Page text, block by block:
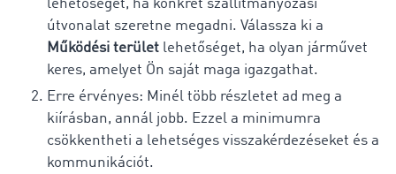
lehetőséget, ha konkrét szállítmányozási
útvonalat szeretne megadni. Válassza ki a
Működési terület lehetőséget, ha olyan járművet
keres, amelyet Ön saját maga igazgathat.
Erre érvényes: Minél több részletet ad meg a
kiírásban, annál jobb. Ezzel a minimumra
csökkentheti a lehetséges visszakérdezéseket és a
kommunikációt.